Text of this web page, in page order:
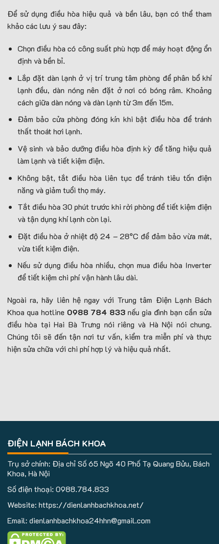
Để sử dụng điều hòa hiệu quả và bền lâu, bạn có thể tham
khảo các lưu ý sau đây:
Chọn điều hòa có công suất phù hợp để máy hoạt động ổn
định và bền bỉ.
Lắp đặt dàn lạnh ở vị trí trung tâm phòng để phân bổ khí
lạnh đều, dàn nóng nên đặt ở nơi có bóng râm. Khoảng
cách giữa dàn nóng và dàn lạnh từ 3m đến 15m.
Đảm bảo cửa phòng đóng kín khi bật điều hòa để tránh
thất thoát hơi lạnh.
Vệ sinh và bảo dưỡng điều hòa định kỳ để tăng hiệu quả
làm lạnh và tiết kiệm điện.
Không bật, tắt điều hòa liên tục để tránh tiêu tốn điện
năng và giảm tuổi thọ máy.
Tắt điều hòa 30 phút trước khi rời phòng để tiết kiệm điện
và tận dụng khí lạnh còn lại.
Đặt điều hòa ở nhiệt độ 24 – 28°C để đảm bảo vừa mát,
vừa tiết kiệm điện.
Nếu sử dụng điều hòa nhiều, chọn mua điều hòa Inverter
để tiết kiệm chi phí vận hành lâu dài.
Ngoài ra, hãy liên hệ ngay với Trung tâm Điện Lạnh Bách
Khoa qua hotline 0988 784 833nếu gia đình bạn cần sửa
điều hòa tại Hai Bà Trưng nói riêng và Hà Nội nói chung.
Chúng tôi sẽ đến tận nơi tư vấn, kiểm tra miễn phí và thực
hiện sửa chữa với chi phí hợp lý và hiệu quả nhất.
ĐIỆN LẠNH BÁCH KHOA
Trụ sở chính: Địa chỉ Số 65 Ngõ 40 Phố Tạ Quang Bửu, Bách
Khoa, Hà Nội
Số điện thoại: 0988.784.833
Website: https://dienlanhbachkhoa.net/
Email: dienlanhbachkhoa24hhn@gmail.com